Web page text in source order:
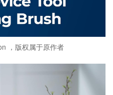
，版权属于原作者